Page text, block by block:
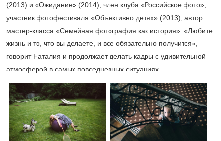
(2013) и «Ожидание» (2014), член клуба «Российское фото»,
участник фотофестиваля «Объективно детях» (2013), автор
мастер-класса «Семейная фотография как история». «Любите
жизнь и то, что вы делаете, и все обязательно получится», —
говорит Наталия и продолжает делать кадры с удивительной
атмосферой в самых повседневных ситуациях.